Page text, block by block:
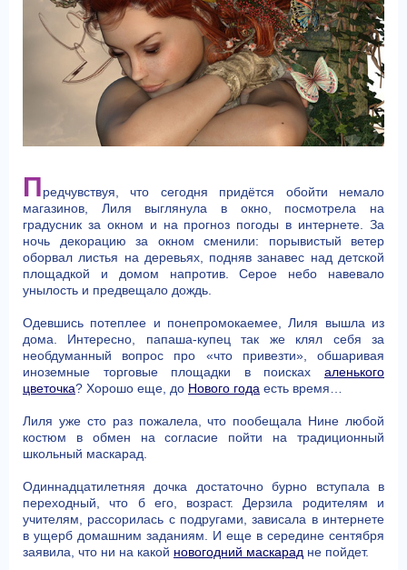
Предчувствуя, что сегодня придётся обойти немало
магазинов, Лиля выглянула в окно, посмотрела на
градусник за окном и на прогноз погоды в интернете. За
ночь декорацию за окном сменили: порывистый ветер
оборвал листья на деревьях, подняв занавес над детской
площадкой и домом напротив. Серое небо навевало
унылость и предвещало дождь.
Одевшись потеплее и понепромокаемее, Лиля вышла из
дома. Интересно, папаша-купец так же клял себя за
необдуманный вопрос про «что привезти», обшаривая
иноземные торговые площадки в поисках аленького
цветочка? Хорошо еще, до Нового года есть время…
Лиля уже сто раз пожалела, что пообещала Нине любой
костюм в обмен на согласие пойти на традиционный
школьный маскарад.
Одиннадцатилетняя дочка достаточно бурно вступала в
переходный, что б его, возраст. Дерзила родителям и
учителям, рассорилась с подругами, зависала в интернете
в ущерб домашним заданиям. И еще в середине сентября
заявила, что ни на какой новогодний маскарад не пойдет.